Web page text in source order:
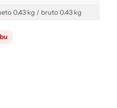
0.43 kg / bruto 0.43 kg